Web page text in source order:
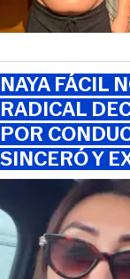
NAYA FÁCIL
RADICAL
POR
SINCERÓ Y